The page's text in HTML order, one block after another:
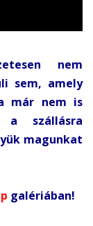
nem
sem, amely
már nem is
szállásra
magunkat
galériában!